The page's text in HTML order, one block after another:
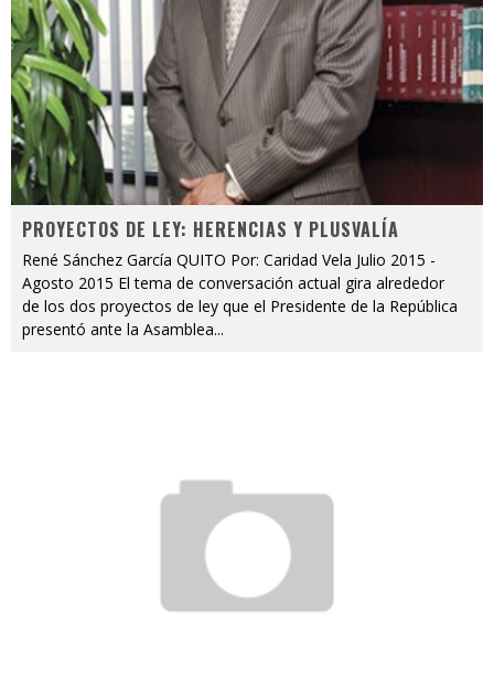
PROYECTOS DE LEY: HERENCIAS Y PLUSVALÍA
René Sánchez García QUITO Por: Caridad Vela Julio 2015 -
Agosto 2015 El tema de conversación actual gira alrededor
de los dos proyectos de ley que el Presidente de la República
presentó ante la Asamblea...